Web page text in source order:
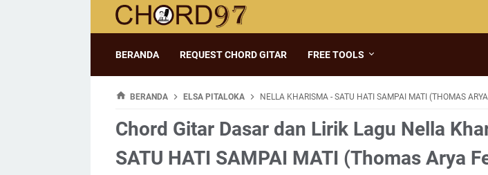
BERANDA REQUEST CHORD GITAR FREE TOOLS
BERANDA ELSA PITALOKA NELLA KHARISMA - SATU HATI SAMPAI MATI (THOMAS
Chord Gitar Dasar dan Lirik Lagu Nella
SATU HATI SAMPAI MATI (Thomas Arya